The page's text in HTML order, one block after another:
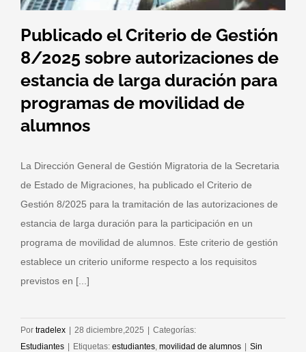
Publicado el Criterio de Gestión
8/2025 sobre autorizaciones de
estancia de larga duración para
programas de movilidad de
alumnos
La Dirección General de Gestión Migratoria de la Secretaria
de Estado de Migraciones, ha publicado el Criterio de
Gestión 8/2025 para la tramitación de las autorizaciones de
estancia de larga duración para la participación en un
programa de movilidad de alumnos. Este criterio de gestión
establece un criterio uniforme respecto a los requisitos
previstos en [...]
Por tradelex | 28 diciembre,2025 | Categorías:
Estudiantes | Etiquetas: estudiantes movilidad de alumnos | Sin